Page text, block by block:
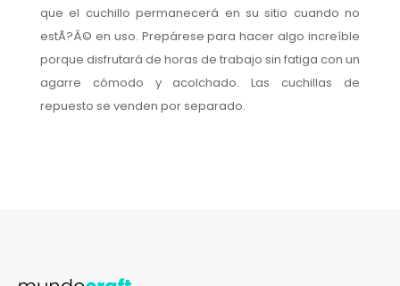
que el cuchillo permanecerá en su sitio cuando no
estÃ?Â© en uso. Prepárese para hacer algo increíble
porque disfrutará de horas de trabajo sin fatiga con un
agarre cómodo y acolchado. Las cuchillas de
repuesto se venden por separado.